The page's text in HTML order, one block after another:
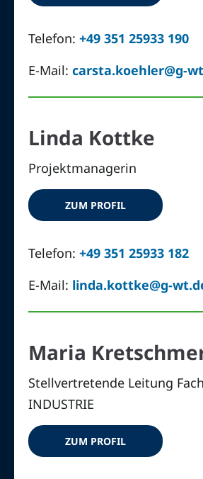
Telefon:+49 351 25933 190
E-Mail:carsta.koehler@g-
Linda Kottke
Projektmanagerin
ZUM PROFIL
Telefon:+49 351 25933 182
E-Mail: linda.kottke@g-
Maria
Stellvertretende Leitung
INDUSTRIE
ZUM PROFIL